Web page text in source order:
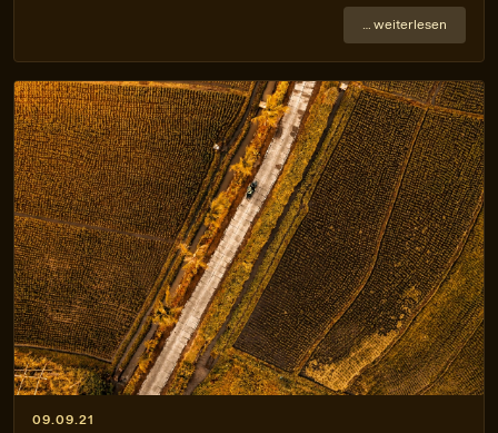
… weiterlesen
09.09.21